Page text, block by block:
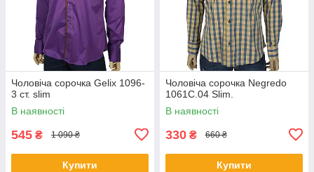
Чоловіча сорочка Gelix 1096-
3 ст. slim
В наявності
545 ₴ 1 090 ₴
Купити
Чоловіча сорочка Negredo
1061С.04 Slim.
В наявності
330 ₴ 660 ₴
Купити